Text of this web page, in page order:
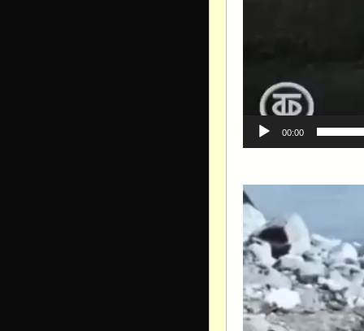
00:00
Видеоплеер